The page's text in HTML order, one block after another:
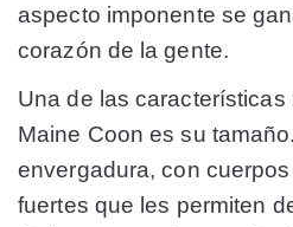
aspecto imponente se
corazón de la gente.
Una de las
Maine Coon es su
envergadura, con
fuertes que les permiten